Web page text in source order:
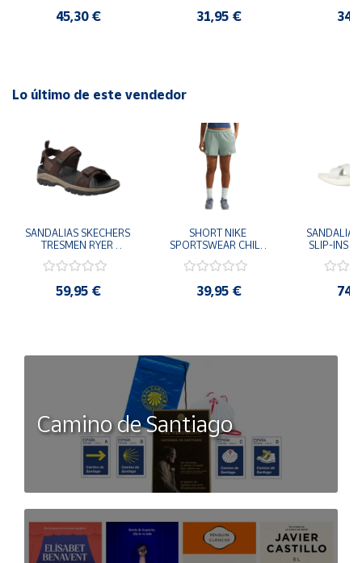
mientras te mantienes en forma con las mallas Ditchil.
45,30 € 31,95 €
Lo último de este vendedor
SANDALIAS SKECHERS
TRESMEN RYER
205112-CHOC
COMODAS
59,95 €
SHORT NIKE
SPORTSWEAR CHILL
006 PANTALONES
39,95 €
SANDALIAS
SLIP-INS
Camino de Santiago